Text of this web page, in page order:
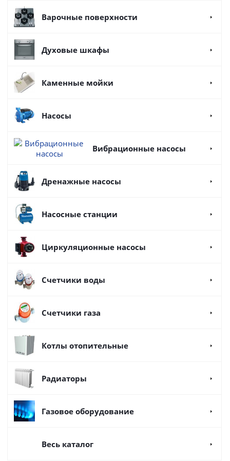
Варочные поверхности
Духовые шкафы
Каменные мойки
Насосы
Вибрационные насосы
Дренажные насосы
Насосные станции
Циркуляционные насосы
Счетчики воды
Счетчики газа
Котлы отопительные
Радиаторы
Газовое оборудование
Весь каталог